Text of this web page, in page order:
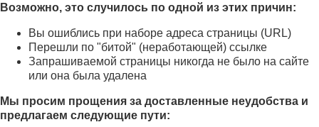
Возможно, это случилось по одной из этих причин:
Вы ошиблись при наборе адреса страницы (URL)
Перешли по "битой" (неработающей) ссылке
Запрашиваемой страницы никогда не было на сайте
или она была удалена
Мы просим прощения за доставленные неудобства и
предлагаем следующие пути: